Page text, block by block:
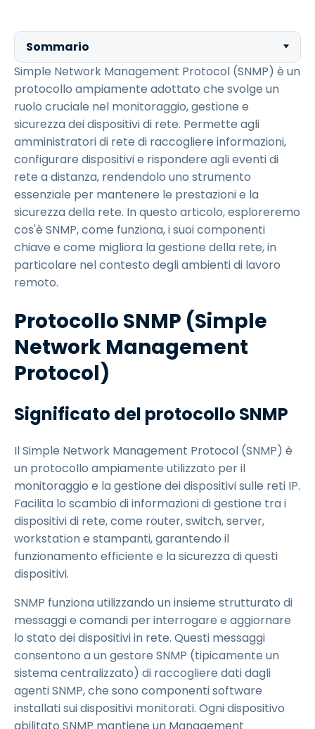
Sommario
Simple Network Management Protocol (SNMP) è un
protocollo ampiamente adottato che svolge un
ruolo cruciale nel monitoraggio, gestione e
sicurezza dei dispositivi di rete. Permette agli
amministratori di rete di raccogliere informazioni,
configurare dispositivi e rispondere agli eventi di
rete a distanza, rendendolo uno strumento
essenziale per mantenere le prestazioni e la
sicurezza della rete. In questo articolo, esploreremo
cos'è SNMP, come funziona, i suoi componenti
chiave e come migliora la gestione della rete, in
particolare nel contesto degli ambienti di lavoro
remoto.
Protocollo SNMP (Simple
Network Management
Protocol)
Significato del protocollo SNMP
Il Simple Network Management Protocol (SNMP) è
un protocollo ampiamente utilizzato per il
monitoraggio e la gestione dei dispositivi sulle reti IP.
Facilita lo scambio di informazioni di gestione tra i
dispositivi di rete, come router, switch, server,
workstation e stampanti, garantendo il
funzionamento efficiente e la sicurezza di questi
dispositivi.
SNMP funziona utilizzando un insieme strutturato di
messaggi e comandi per interrogare e aggiornare
lo stato dei dispositivi in rete. Questi messaggi
consentono a un gestore SNMP (tipicamente un
sistema centralizzato) di raccogliere dati dagli
agenti SNMP, che sono componenti software
installati sui dispositivi monitorati. Ogni dispositivo